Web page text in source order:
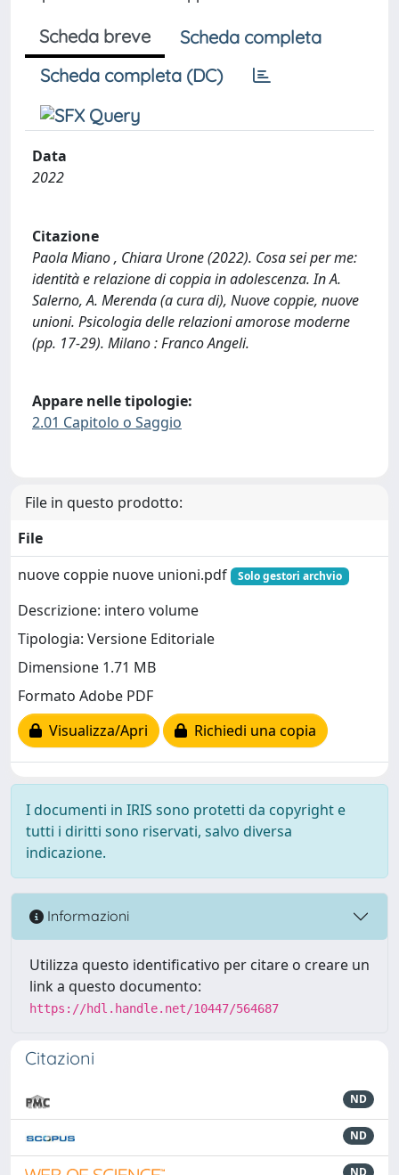
Scheda breve
Scheda completa
Scheda completa (DC)
Data
2022
Citazione
Paola Miano , Chiara Urone (2022). Cosa sei per me:
identità e relazione di coppia in adolescenza. In A.
Salerno, A. Merenda (a cura di), Nuove coppie, nuove
unioni. Psicologia delle relazioni amorose moderne
(pp. 17-29). Milano : Franco Angeli.
Appare nelle tipologie:
2.01 Capitolo o Saggio
File in questo prodotto:
File
nuove coppie nuove unioni.pdf
Solo gestori archvio
Descrizione: intero volume
Tipologia: Versione Editoriale
Dimensione 1.71 MB
Formato Adobe PDF
Visualizza/Apri
Richiedi una copia
I documenti in IRIS sono protetti da copyright e
tutti i diritti sono riservati, salvo diversa
indicazione.
Informazioni
Utilizza questo identificativo per citare o creare un
link a questo documento:
https://hdl.handle.net/10447/564687
Citazioni
ND
ND
ND